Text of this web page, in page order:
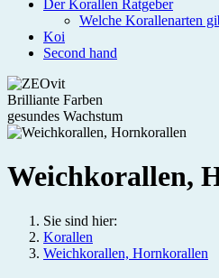
Der Korallen Ratgeber
Welche Korallenarten
Koi
Second hand
Brilliante Farben
gesundes Wachstum
Weichkorallen,
Sie sind hier:
Korallen
Weichkorallen, Hornkorallen